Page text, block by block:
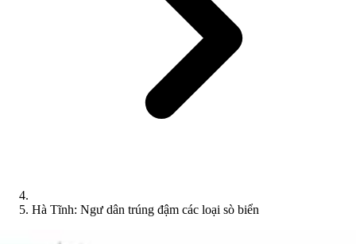
Hà Tĩnh: Ngư dân trúng đậm các loại sò biển